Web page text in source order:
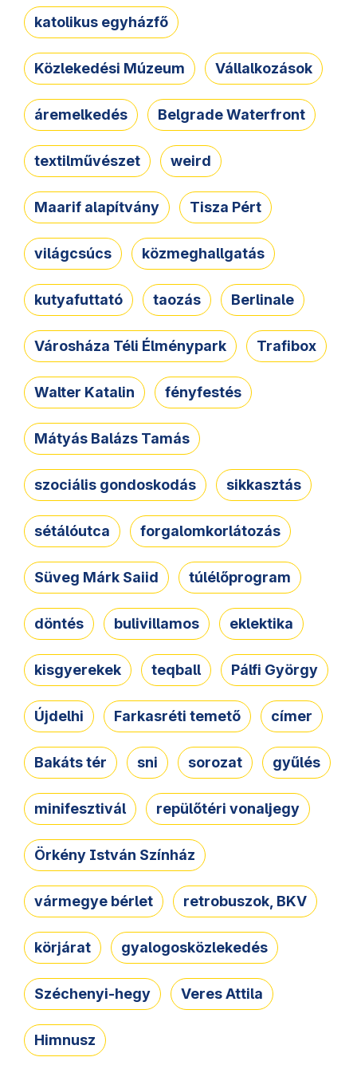
katolikus egyházfő
Közlekedési Múzeum Vállalkozások
áremelkedés Belgrade Waterfront
textilművészet weird
Maarif alapítvány Tisza Pért
világcsúcs közmeghallgatás
kutyafuttató taozás Berlinale
Városháza Téli Élménypark Trafibox
Walter Katalin fényfestés
Mátyás Balázs Tamás
szociális gondoskodás sikkasztás
sétálóutca forgalomkorlátozás
Süveg Márk Saiid túlélőprogram
döntés bulivillamos eklektika
kisgyerekek teqball Pálfi György
Újdelhi Farkasréti temető címer
Bakáts tér sni sorozat gyűlés
minifesztivál repülőtéri vonaljegy
Örkény István Színház
vármegye bérlet retrobuszok, BKV
körjárat gyalogosközlekedés
Széchenyi-hegy Veres Attila
Himnusz